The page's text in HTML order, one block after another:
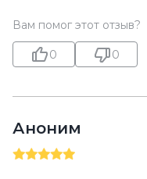
Вам помог этот отзыв?
0 0
Аноним